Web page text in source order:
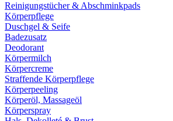
Reinigungstücher & Abschminkpads
Körperpflege
Duschgel & Seife
Badezusatz
Deodorant
Körpermilch
Körpercreme
Straffende Körperpflege
Körperpeeling
Körperöl, Massageöl
Körperspray